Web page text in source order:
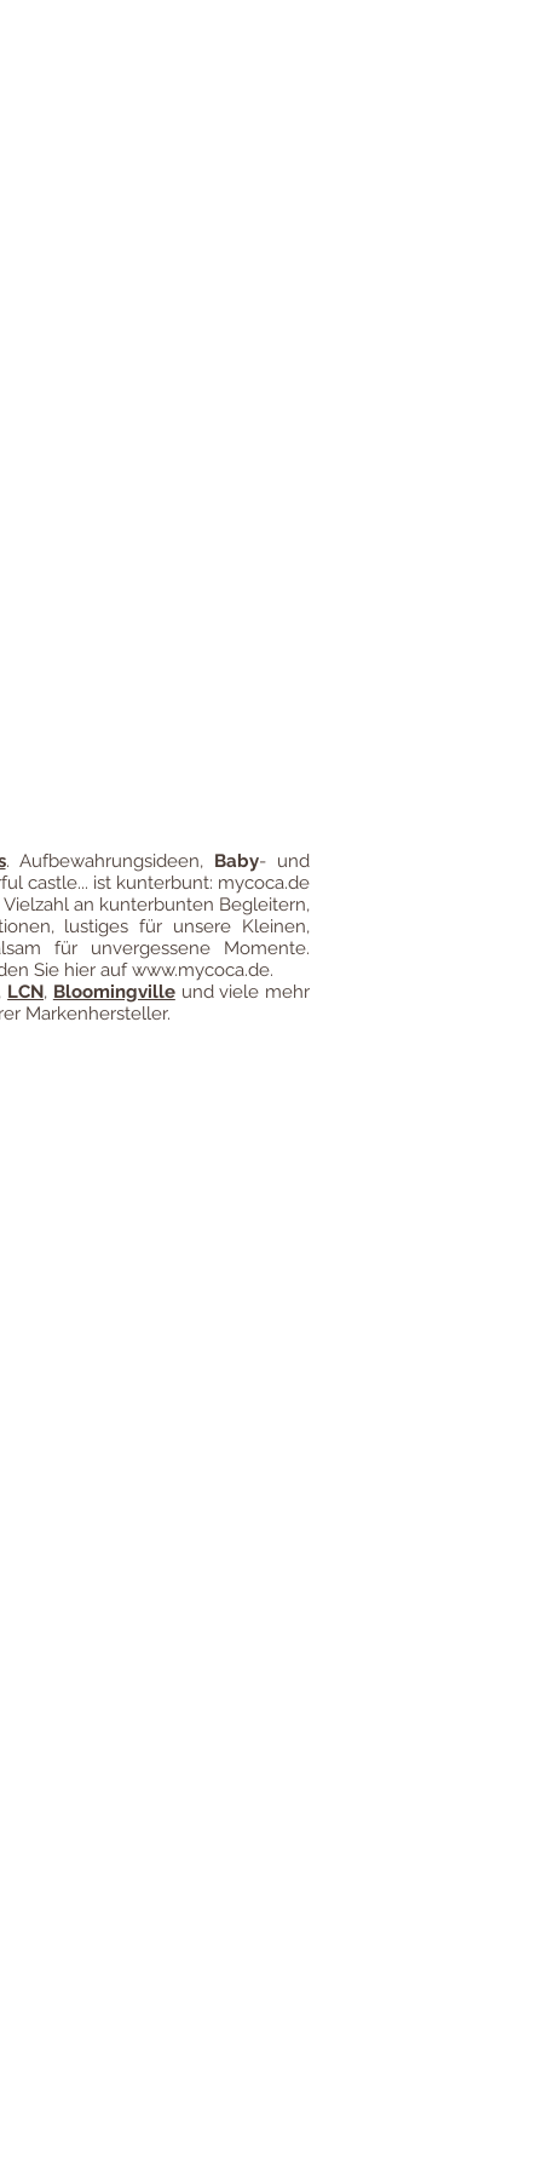
.Aufbewahrungsideen, Baby- und
castle... ist kunterbunt: mycoca.de
an kunterbunten Begleitern,
lustiges für unsere Kleinen,
für unvergessene Momente.
Sie hier aufwww.mycoca.de.
, LCN, Bloomingville und viele mehr
Markenhersteller.